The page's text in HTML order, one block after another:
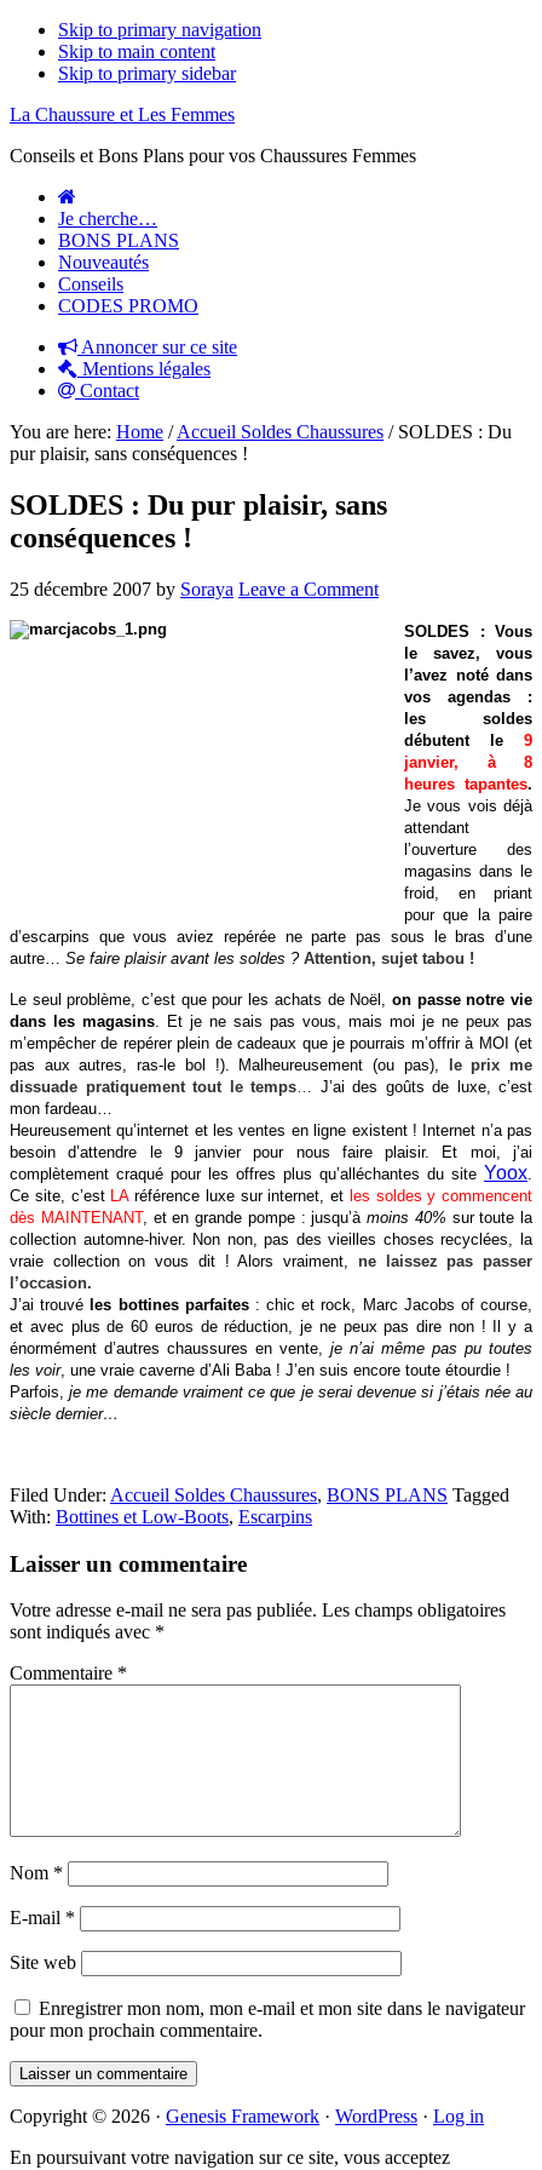
Skip to primary navigation
Skip to main content
Skip to primary sidebar
La Chaussure et Les Femmes
Conseils et Bons Plans pour vos Chaussures Femmes
Je cherche…
BONS PLANS
Nouveautés
Conseils
CODES PROMO
Annoncer sur ce site
Mentions légales
Contact
You are here: Home / Accueil Soldes Chaussures /SOLDES : Du
pur plaisir, sans conséquences !
SOLDES : Du pur plaisir, sans
conséquences !
25 décembre 2007 by Soraya Leave a Comment
SOLDES : Vous
le savez, vous
l’avez noté dans
vos agendas :
les soldes
débutent le 9
janvier, à 8
heures tapantes.
Je vous vois déjà
attendant
l’ouverture des
magasins dans le
froid, en priant
pour que la paire
d’escarpins que vous aviez repérée ne parte pas sous le bras d’une
autre… Se faire plaisir avant les soldes ? Attention, sujet tabou !
Le seul problème, c’est que pour les achats de Noël, on passe notre vie
dans les magasins . Et je ne sais pas vous, mais moi je ne peux pas
m’empêcher de repérer plein de cadeaux que je pourrais m’offrir à MOI (et
pas aux autres, ras-le bol !). Malheureusement (ou pas),
le prix me
dissuade pratiquement tout le temps
J’ai des goûts de luxe, c’est
mon fardeau…
Heureusement qu’internet et les ventes en ligne existent ! Internet n’a pas
besoin d’attendre le 9 janvier pour nous faire plaisir. Et moi, j’ai
complètement craqué pour les offres plus qu’alléchantes du site Yoox
Ce site, c’est
LAréférence luxe sur internet, et les soldes y commencent
dès MAINTENANT, et en grande pompe : jusqu’à moins 40% sur toute la
collection automne-hiver. Non non, pas des vieilles choses recyclées, la
vraie collection on vous dit ! Alors vraiment, ne laissez pas passer
l’occasion.
J’ai trouvé les bottines parfaites : chic et rock, Marc Jacobs of course,
et avec plus de 60 euros de réduction, je ne peux pas dire non ! Il y a
énormément d’autres chaussures en vente, je n’ai même pas pu toutes
les voir, une vraie caverne d’Ali Baba ! J’en suis encore toute étourdie !
Parfois,je me demande vraiment ce que je serai devenue si j’étais née au
siècle dernier…
Filed Under: Accueil Soldes Chaussures, BONS PLANS Tagged
With: Bottines et Low-Boots, Escarpins
Reader
Laisser un commentaire
Votre adresse e-mail ne sera pas publiée. Les champs obligatoires
sont indiqués avec *
Commentaire *
Nom *
E-mail *
Site web
Enregistrer mon nom, mon e-mail et mon site dans le navigateur
pour mon prochain commentaire.
Primary
Sidebar
Copyright © 2026 · Genesis Framework · WordPress · Log in
En poursuivant votre navigation sur ce site, vous acceptez